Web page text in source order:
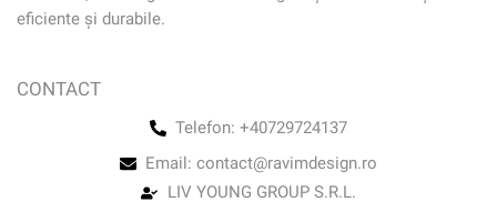
eficiente și durabile.
CONTACT
Telefon: +40729724137
Email: contact@ravimdesign.ro
LIV YOUNG GROUP S.R.L.